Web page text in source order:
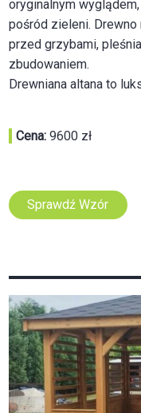
oryginalnym
pośród zieleni.
przed grzybami,
zbudowaniem.
Drewniana altana to
Cena:9600 zł
Sprawdź Wzór